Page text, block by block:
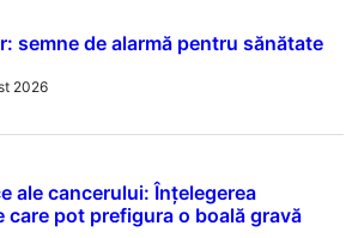
semne de alarmă pentru sănătate
2026
ale cancerului: Înțelegerea
care pot prefigura o boală gravă